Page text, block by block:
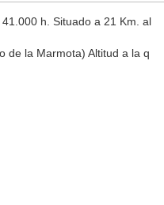
h. Situado a 21 Km. al
de la Marmota) Altitud a la q